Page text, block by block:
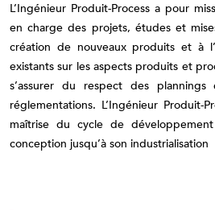
L’Ingénieur Produit-Process a pour
en charge des projets, études et
création de nouveaux produits et à
existants sur les aspects produits et
s’assurer du respect des
réglementations. L’Ingénieur Produit-
maîtrise du cycle de
conception jusqu’à son industrialisation